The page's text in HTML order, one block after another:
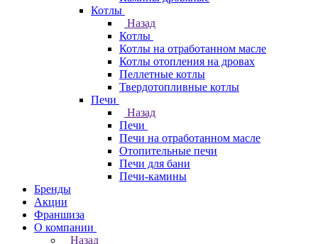
Котлы
Назад
Котлы
Котлы на отработанном масле
Котлы отопления на дровах
Пеллетные котлы
Твердотопливные котлы
Печи
Назад
Печи
Печи на отработанном масле
Отопительные печи
Печи для бани
Печи-камины
Бренды
Акции
Франшиза
О компании
Назад